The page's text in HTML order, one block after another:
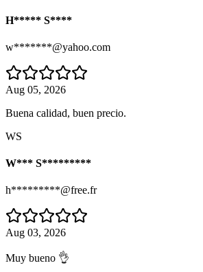
H***** S****
w*******@yahoo.com
Aug 05, 2026
Buena calidad, buen precio.
WS
W*** S*********
h*********@free.fr
Aug 03, 2026
Muy bueno 👌